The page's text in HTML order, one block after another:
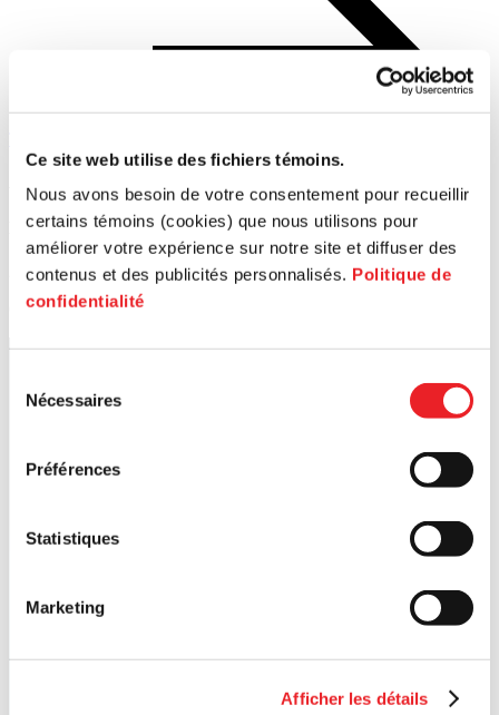
Ce site web utilise des fichiers témoins.
Nous avons besoin de votre consentement pour recueillir
certains témoins (cookies) que nous utilisons pour
améliorer votre expérience sur notre site et diffuser des
contenus et des publicités personnalisés. Politique de
confidentialité
Nécessaires
Préférences
Statistiques
Marketing
Afficher les détails
Article
Le Livart, un modèle d'entrepreneuriat social qui célèbre déjà
29 juill.
Centre-Ville